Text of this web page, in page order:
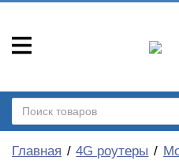
Главная 4G роутеры